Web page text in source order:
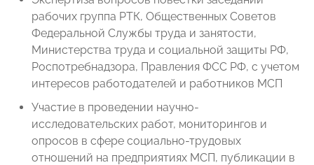
рабочих группа РТК, Общественных Советов
Федеральной Службы труда и занятости,
Министерства труда и социальной защиты РФ,
Роспотребнадзора, Правления ФСС РФ, с учетом
интересов работодателей и работников МСП
Участие в проведении научно-
исследовательских работ, мониторингов и
опросов в сфере социально-трудовых
отношений на предприятиях МСП, публикации в